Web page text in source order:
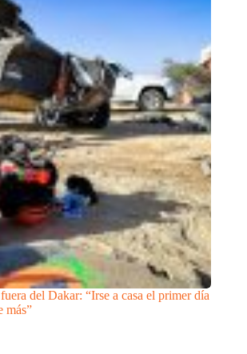
del Dakar: “Irse a casa el primer día
más”